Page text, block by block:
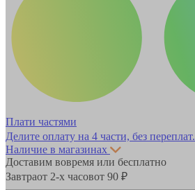
Плати частями
Делите оплату на 4 части, без переплат.
Наличие в магазинах
Доставим вовремя или бесплатно
Завтраот 2-х часовот 90 ₽